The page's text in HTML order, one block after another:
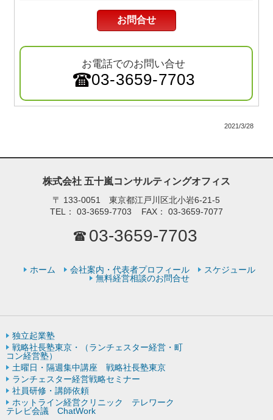
お問合せ
お電話でのお問い合せ
03-3659-7703
2021/3/28
株式会社 五十嵐コンサルティングオフィス
〒 133-0051 東京都江戸川区北小岩6-21-5
TEL：
03-3659-7703 FAX： 03-3659-7077
03-3659-7703
ホーム 会社案内・代表者プロフィール
スケジュール
無料経営相談のお問合せ
独立起業塾
戦略社長塾東京・（ランチェスター経営・町
コン経営塾）
土曜日・隔週集中講座 戦略社長塾東京
ランチェスター経営戦略セミナー
社員研修・講師依頼
ホットライン経営クリニック テレワーク
テレビ会議 ChatWork